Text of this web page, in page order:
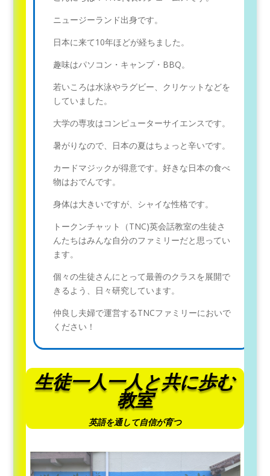
ニュージーランド出身です。
日本に来て10年ほどが経ちました。
趣味はパソコン・キャンプ・BBQ。
若いころは水泳やラグビー、クリケットなどを
していました。
大学の専攻はコンピューターサイエンスです。
暑がりなので、日本の夏はちょっと辛いです。
カードマジックが得意です。好きな日本の食べ
物はおでんです。
身体は大きいですが、シャイな性格です。
トークンチャット（TNC)英会話教室の生徒さ
んたちはみんな自分のファミリーだと思ってい
ます。
個々の生徒さんにとって最善のクラスを展開で
きるよう、日々研究しています。
仲良し夫婦で運営するTNCファミリーにおいで
ください！
生徒一人一人と共に歩む
教室
英語を通して自信が育つ